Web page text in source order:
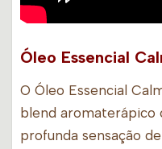
Óleo Essencial
O Óleo Essencial
blend aromaterápico
profunda sensação